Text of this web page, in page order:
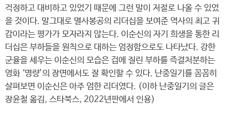
걱정하고 대비하고 있었기 때문에 그런 말이 저절로 나올 수 있었
을 것이다. 말그대로 멸사봉공의 리더십을 보여준 역사의 최고 귀
감이라는 평가가 모자라지 않는다. 이순신의 자기 희생을 통한 리
더십은 부하들을 원칙으로 대하는 엄정함으로도 나타났다. 강한
군율을 세우는 이순신의 모습은 겁에 질린 부하를 즉결처분하는
영화 ‘명량’의 장면에서도 잘 확인할 수 있다. 난중일기를 꼼꼼히
살펴보면 이순신은 아주 엄한 리더였다. (이하 난중일기의 글은
장윤철 옮김, 스타북스, 2022년판에서 인용)